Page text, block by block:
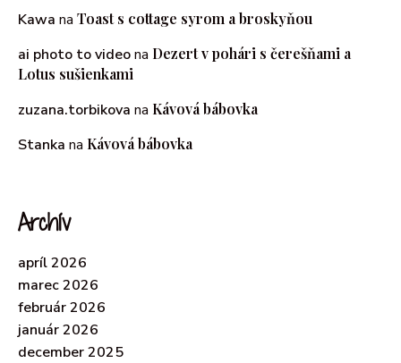
Kawa na Toast s cottage syrom a broskyňou
ai photo to videona Dezert v pohári s čerešňami a
Lotus sušienkami
zuzana.torbikova na Kávová bábovka
Stanka na Kávová bábovka
Archív
apríl 2026
marec 2026
február 2026
január 2026
december 2025